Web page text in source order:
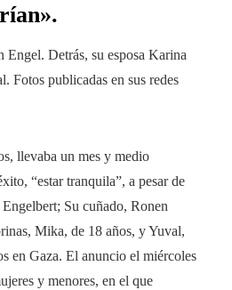
Engel. Detrás, su esposa Karina
Fotos publicadas en sus redes
llevaba un mes y medio
“estar tranquila”, a pesar de
Su cuñado, Ronen
Mika, de 18 años, y Yuval,
en Gaza. El anuncio el miércoles
y menores, en el que